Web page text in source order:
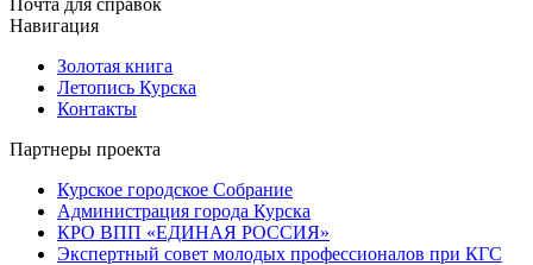
Навигация
Золотая книга
Летопись Курска
Контакты
Партнеры проекта
Курское городское Собрание
Администрация города Курска
КРО ВПП «ЕДИНАЯ РОССИЯ»
Экспертный совет молодых профессионалов при КГС